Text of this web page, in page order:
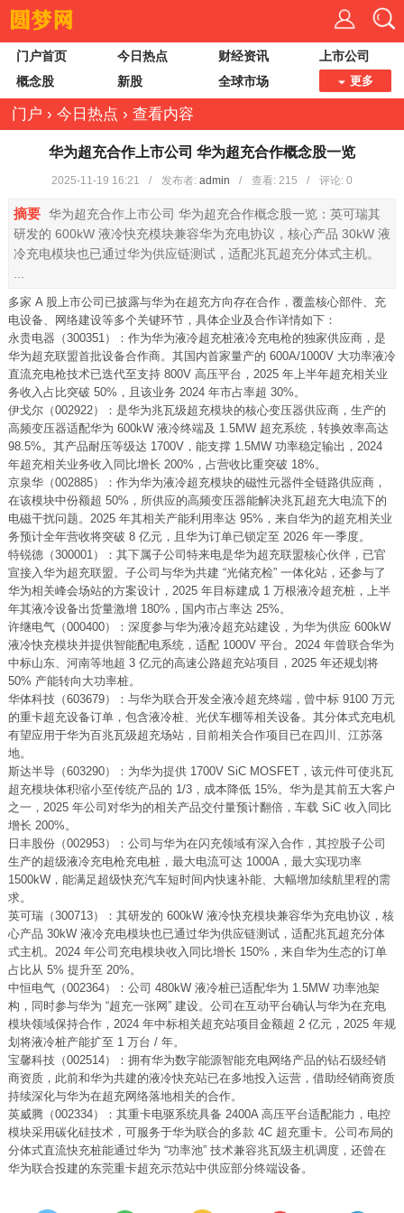
门户首页 今日热点 财经资讯
上市公司
概念股
新股 全球市场 更多
门户 › 今日热点 › 查看内容
华为超充合作上市公司 华为超充合作概念股一览
2025-11-19 16:21 / 发布者: admin / 查看: 215 / 评论: 0
摘要 华为超充合作上市公司 华为超充合作概念股一览：英可瑞其
研发的 600kW 液冷快充模块兼容华为充电协议，核心产品 30kW 液
冷充电模块也已通过华为供应链测试，适配兆瓦超充分体式主机。
多家 A 股上市公司已披露与华为在超充方向存在合作，覆盖核心部件、充
电设备、网络建设等多个关键环节，具体企业及合作详情如下：
永贵电器（300351）：作为华为液冷超充桩液冷充电枪的独家供应商，是
华为超充联盟首批设备合作商。其国内首家量产的 600A/1000V 大功率液冷
直流充电枪技术已迭代至支持 800V 高压平台，2025 年上半年超充相关业
务收入占比突破 50%，且该业务 2024 年市占率超 30%。
伊戈尔（002922）：是华为兆瓦级超充模块的核心变压器供应商，生产的
高频变压器适配华为 600kW 液冷终端及 1.5MW 超充系统，转换效率高达
98.5%。其产品耐压等级达 1700V，能支撑 1.5MW 功率稳定输出，2024
年超充相关业务收入同比增长 200%，占营收比重突破 18%。
京泉华（002885）：作为华为液冷超充模块的磁性元器件全链路供应商，
在该模块中份额超 50%，所供应的高频变压器能解决兆瓦超充大电流下的
电磁干扰问题。2025 年其相关产能利用率达 95%，来自华为的超充相关业
务预计全年营收将突破 8 亿元，且华为订单已锁定至 2026 年一季度。
特锐德（300001）：其下属子公司特来电是华为超充联盟核心伙伴，已官
宣接入华为超充联盟。子公司与华为共建 “光储充检” 一体化站，还参与了
华为相关峰会场站的方案设计，2025 年目标建成 1 万根液冷超充桩，上半
年其液冷设备出货量激增 180%，国内市占率达 25%。
许继电气（000400）：深度参与华为液冷超充站建设，为华为供应 600kW
液冷快充模块并提供智能配电系统，适配 1000V 平台。2024 年曾联合华为
中标山东、河南等地超 3 亿元的高速公路超充站项目，2025 年还规划将
50% 产能转向大功率桩。
华体科技（603679）：与华为联合开发全液冷超充终端，曾中标 9100 万元
的重卡超充设备订单，包含液冷桩、光伏车棚等相关设备。其分体式充电机
有望应用于华为百兆瓦级超充场站，目前相关合作项目已在四川、江苏落
地。
斯达半导（603290）：为华为提供 1700V SiC MOSFET，该元件可使兆瓦
超充模块体积缩小至传统产品的 1/3，成本降低 15%。华为是其前五大客户
之一，2025 年公司对华为的相关产品交付量预计翻倍，车载 SiC 收入同比
增长 200%。
日丰股份（002953）：公司与华为在闪充领域有深入合作，其控股子公司
生产的超级液冷充电枪充电桩，最大电流可达 1000A，最大实现功率
1500kW，能满足超级快充汽车短时间内快速补能、大幅增加续航里程的需
求。
英可瑞（300713）：其研发的 600kW 液冷快充模块兼容华为充电协议，核
心产品 30kW 液冷充电模块也已通过华为供应链测试，适配兆瓦超充分体
式主机。2024 年公司充电模块收入同比增长 150%，来自华为生态的订单
占比从 5% 提升至 20%。
中恒电气（002364）：公司 480kW 液冷桩已适配华为 1.5MW 功率池架
构，同时参与华为 “超充一张网” 建设。公司在互动平台确认与华为在充电
模块领域保持合作，2024 年中标相关超充站项目金额超 2 亿元，2025 年规
划将液冷桩产能扩至 1 万台 / 年。
宝馨科技（002514）：拥有华为数字能源智能充电网络产品的钻石级经销
商资质，此前和华为共建的液冷快充站已在多地投入运营，借助经销商资质
持续深化与华为在超充网络落地相关的合作。
英威腾（002334）：其重卡电驱系统具备 2400A 高压平台适配能力，电控
模块采用碳化硅技术，可服务于华为联合的多款 4C 超充重卡。公司布局的
分体式直流快充桩能通过华为 “功率池” 技术兼容兆瓦级主机调度，还曾在
华为联合投建的东莞重卡超充示范站中供应部分终端设备。